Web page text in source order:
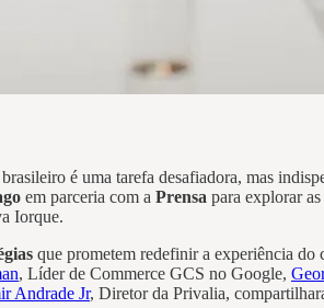
é uma tarefa desafiadora, mas
em parceria com a Prensa para explorar
Iorque.
que prometem redefinir a experiência do
, Líder de Commerce GCS no Google,
Andrade Jr, Diretor da Privalia,